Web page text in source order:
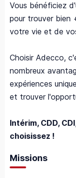
Vous bénéficiez
pour trouver bien
votre vie et de
Choisir Adecco,
nombreux
expériences
et trouver
Intérim, CDD,
choisissez !
Missions